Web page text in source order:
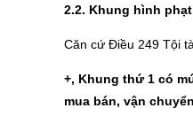
2.2. Khung hình
Căn cứ Điều 249 Tội
+, Khung thứ 1 có
mua bán, vận